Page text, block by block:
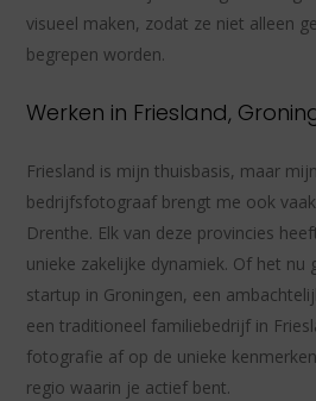
visueel maken, zodat ze niet alleen
begrepen worden.
Werken in Friesland,
Friesland is mijn thuisbasis, maar
bedrijfsfotograaf brengt me ook
Drenthe. Elk van deze provincies
unieke zakelijke dynamiek. Of het
startup in Groningen, een
een traditioneel familiebedrijf in
fotografie af op de unieke
regio waarin je actief bent.